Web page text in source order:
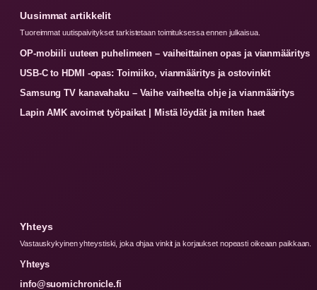
Uusimmat artikkelit
Tuoreimmat uutispaivitykset tarkistetaan toimituksessa ennen julkaisua.
OP-mobiili uuteen puhelimeen – vaiheittainen opas ja vianmääritys
USB-C to HDMI -opas: Toimiiko, vianmääritys ja ostovinkit
Samsung TV kanavahaku – Vaihe vaiheelta ohje ja vianmääritys
Lapin AMK avoimet työpaikat | Mistä löydät ja miten haet
Yhteys
Vastauskykyinen yhteystiski, joka ohjaa vinkit ja korjaukset nopeasti oikeaan paikkaan.
Yhteys
info@suomichronicle.fi